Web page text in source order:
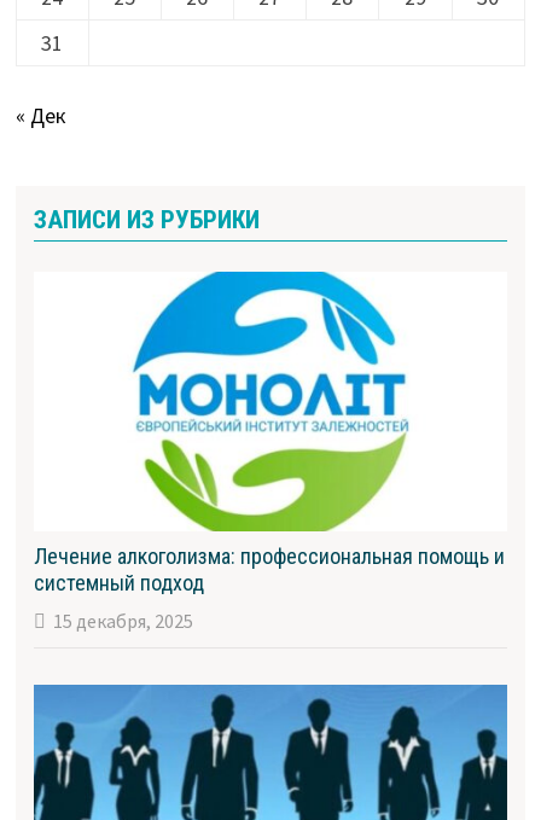
31
« Дек
ЗАПИСИ ИЗ РУБРИКИ
Лечение алкоголизма: профессиональная помощь и
системный подход
15 декабря, 2025